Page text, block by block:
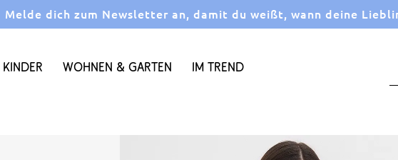
Melde dich zum Newsletter an, damit du weißt, wann deine
Kinder Wohnen & Garten Im Trend